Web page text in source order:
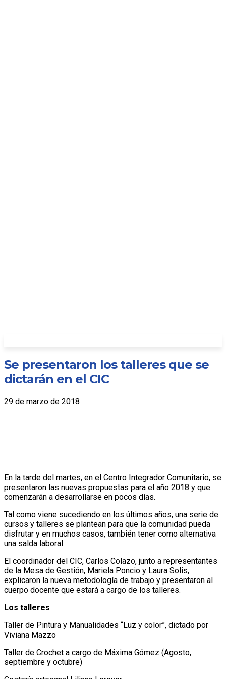
Se presentaron los talleres que se
dictarán en el CIC
29 de marzo de 2018
En la tarde del martes, en el Centro Integrador Comunitario, se
presentaron las nuevas propuestas para el año 2018 y que
comenzarán a desarrollarse en pocos días.
Tal como viene sucediendo en los últimos años, una serie de
cursos y talleres se plantean para que la comunidad pueda
disfrutar y en muchos casos, también tener como alternativa
una salda laboral.
El coordinador del CIC, Carlos Colazo, junto a representantes
de la Mesa de Gestión, Mariela Poncio y Laura Solis,
explicaron la nueva metodología de trabajo y presentaron al
cuerpo docente que estará a cargo de los talleres.
Los talleres
Taller de Pintura y Manualidades “Luz y color”, dictado por
Viviana Mazzo
Taller de Crochet a cargo de Máxima Gómez (Agosto,
septiembre y octubre)